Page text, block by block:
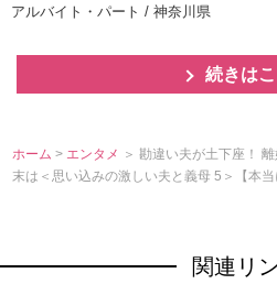
アルバイト・パート / 神奈川県
続きは
ホーム > エンタメ ＞ 勘違い夫が土下座！
末は＜思い込みの激しい夫と義母 5＞【本当
関連リ